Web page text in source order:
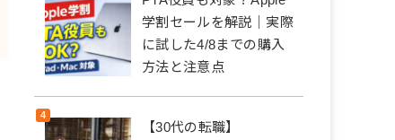
学割セールを解説｜実際
に試した4/8までの購入
方法と注意点
【30代の転職】